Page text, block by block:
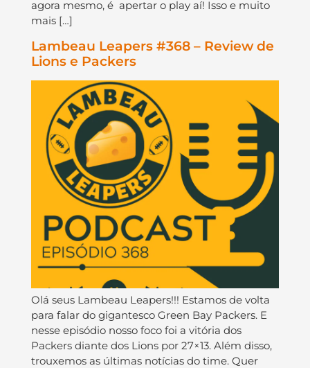
agora mesmo, é apertar o play aí! Isso e muito
mais […]
Lambeau Leapers #368 – Review de
Lions e Packers
Olá seus Lambeau Leapers!!! Estamos de volta
para falar do gigantesco Green Bay Packers. E
nesse episódio nosso foco foi a vitória dos
Packers diante dos Lions por 27×13. Além disso,
trouxemos as últimas notícias do time. Quer